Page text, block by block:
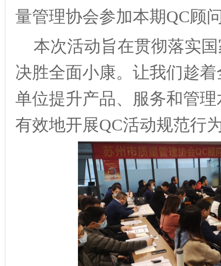
量管理协会参加本期QC顾
本次活动旨在贯彻落实
决胜全面小康。让我们趁
单位提升产品、服务和管
有效地开展QC活动规范行